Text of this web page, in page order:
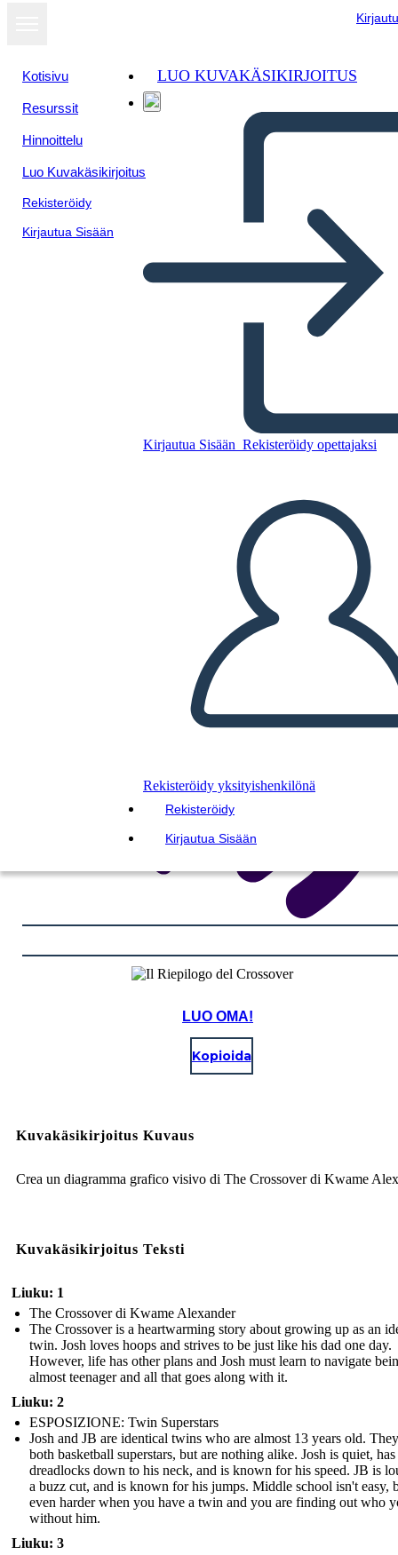
Kotisivu
Resurssit
Hinnoittelu
Luo Kuvakäsikirjoitus
Rekisteröidy
Kirjautua Sisään
LUO KUVAKÄSIKIRJOITUS
Kirjautua Sisään Rekisteröidy opettajaksi
Rekisteröidy yksityishenkilönä
Rekisteröidy
Kirjautua Sisään
TOISTA DIAESITYS
LUE MINULLE
LUO OMA!
Kopioida
Kuvakäsikirjoitus Kuvaus
Crea un diagramma grafico visivo di The Crossover di Kwame
Kuvakäsikirjoitus Teksti
Liuku: 1
The Crossover di Kwame Alexander
The Crossover is a heartwarming story about growing up as an
twin. Josh loves hoops and strives to be just like his dad one day.
However, life has other plans and Josh must learn to navigate
almost teenager and all that goes along with it.
Liuku: 2
ESPOSIZIONE: Twin Superstars
Josh and JB are identical twins who are almost 13 years old.
both basketball superstars, but are nothing alike. Josh is quiet, has
dreadlocks down to his neck, and is known for his speed. JB is
a buzz cut, and is known for his jumps. Middle school isn't easy,
even harder when you have a twin and you are finding out who
without him.
Liuku: 3